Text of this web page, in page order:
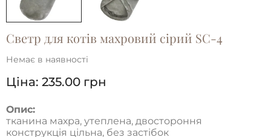
Светр для котiв махровий сірий SC-4
Немає в наявності
Ціна: 235.00 грн
Опис:
тканина махра, утеплена, двостороння
конструкція цільна, без застібок